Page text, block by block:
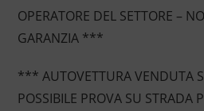
OPERATORE DEL SETTORE –
GARANZIA ***
*** AUTOVETTURA VENDUTA
POSSIBILE PROVA SU STRADA